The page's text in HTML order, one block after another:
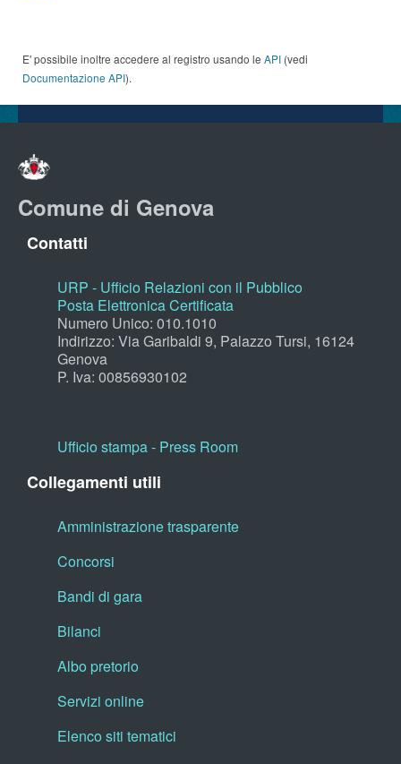
E' possibile inoltre accedere al registro usando le API (vedi
Documentazione API).
Comune di Genova
Contatti
URP - Ufficio Relazioni con il Pubblico
Posta Elettronica Certificata
Numero Unico: 010.1010
Indirizzo: Via Garibaldi 9, Palazzo Tursi, 16124
Genova
P. Iva: 00856930102
Ufficio stampa - Press Room
Collegamenti utili
Amministrazione trasparente
Concorsi
Bandi di gara
Bilanci
Albo pretorio
Servizi online
Elenco siti tematici